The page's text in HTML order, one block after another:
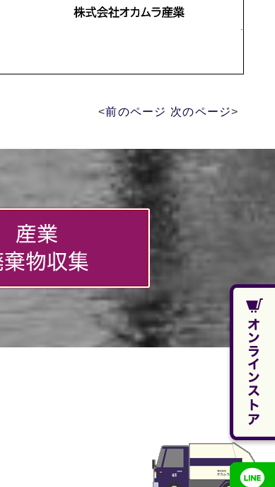
<前のページ 次のページ>